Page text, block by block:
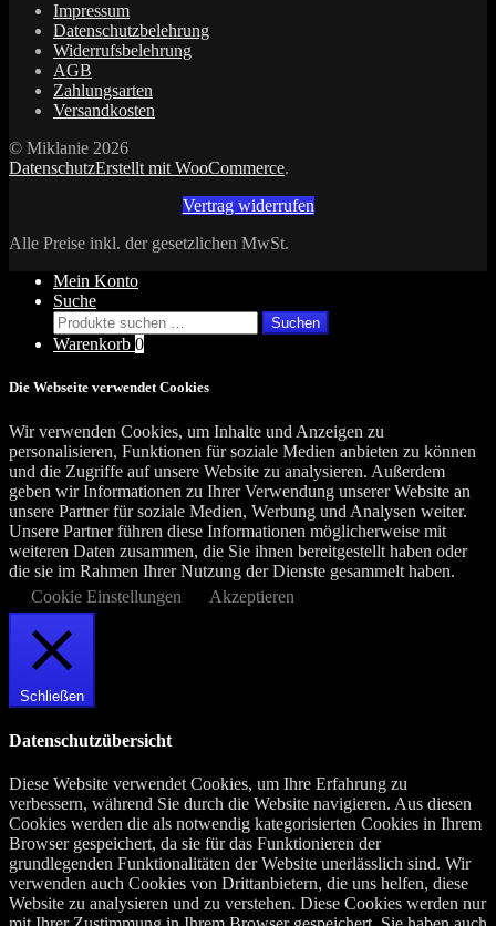
Impressum
Datenschutzbelehrung
Widerrufsbelehrung
AGB
Zahlungsarten
Versandkosten
© Miklanie 2026
DatenschutzErstellt mit WooCommerce.
Vertrag widerrufen
Alle Preise inkl. der gesetzlichen MwSt.
Mein Konto
Suche
Suchen
nach:
Suchen
Warenkorb 0
Die Webseite verwendet Cookies
Wir verwenden Cookies, um Inhalte und Anzeigen zu
personalisieren, Funktionen für soziale Medien anbieten zu können
und die Zugriffe auf unsere Website zu analysieren. Außerdem
geben wir Informationen zu Ihrer Verwendung unserer Website an
unsere Partner für soziale Medien, Werbung und Analysen weiter.
Unsere Partner führen diese Informationen möglicherweise mit
weiteren Daten zusammen, die Sie ihnen bereitgestellt haben oder
die sie im Rahmen Ihrer Nutzung der Dienste gesammelt haben.
Cookie Einstellungen
Akzeptieren
Schließen
Datenschutzübersicht
Diese Website verwendet Cookies, um Ihre Erfahrung zu
verbessern, während Sie durch die Website navigieren. Aus diesen
Cookies werden die als notwendig kategorisierten Cookies in Ihrem
Browser gespeichert, da sie für das Funktionieren der
grundlegenden Funktionalitäten der Website unerlässlich sind. Wir
verwenden auch Cookies von Drittanbietern, die uns helfen, diese
Website zu analysieren und zu verstehen. Diese Cookies werden nur